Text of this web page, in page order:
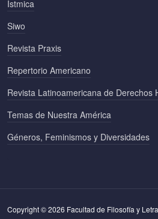
Ístmica
Siwo
Revista Praxis
Repertorio Americano
Revista Latinoamericana de Derechos
Temas de Nuestra América
Géneros, Feminismos y Diversidades
Copyright © 2026 Facultad de Filosofía y